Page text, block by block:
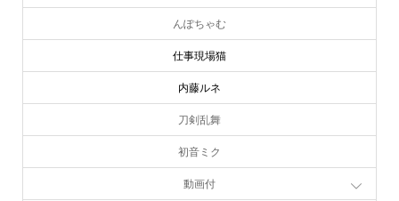
んぽちゃむ
仕事現場猫
内藤ルネ
刀剣乱舞
初音ミク
動画付